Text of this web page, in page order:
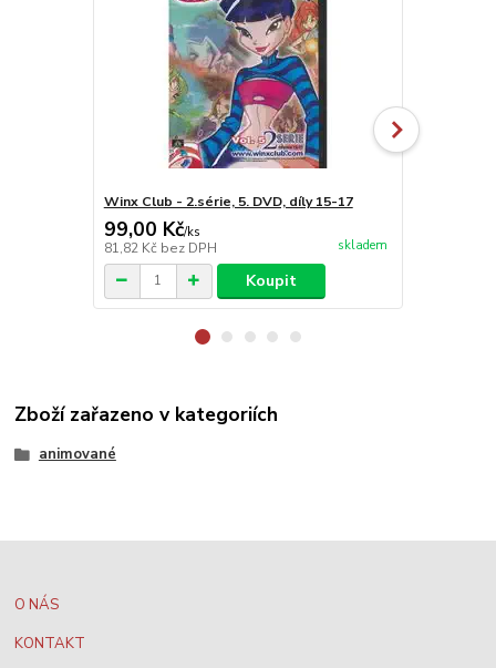
Winx Club - 2.série, 5. DVD, díly 15-17
99,00 Kč/ks
81,82 Kč bez DPH skladem
Koupit
Zboží zařazeno v kategoriích
animované
O NÁS
KONTAKT